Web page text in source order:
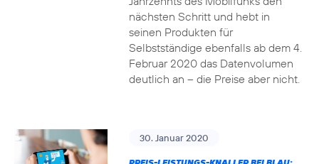
nächsten Schritt und hebt in
seinen Produkten für
Selbstständige ebenfalls ab dem 4.
Februar 2020 das Datenvolumen
deutlich an – die Preise aber nicht.
30. Januar 2020